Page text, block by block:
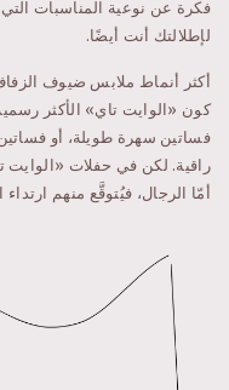
فكرة عن نوعية المناسبات التي
لإطلالتك أنت أيضًا.
أكثر أنماط ملابس ضيوف
كون «الوايت تاي» الأكثر
فساتين سهرة طويلة، أو
راقية. لكن في حفلات
أمّا الرجال، فيُتوقَّع منهم